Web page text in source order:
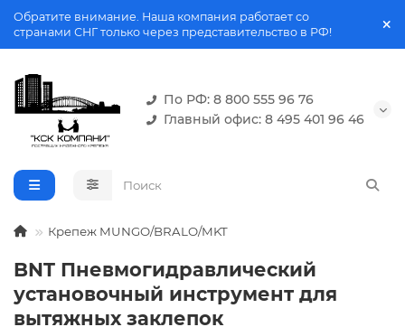
Обратите внимание. Наша компания работает со
странами СНГ только через представительство в РФ!
По РФ: 8 800 555 96 76
Главный офис: 8 495 401 96 46
Крепеж MUNGO/BRALO/MKT
BNT Пневмогидравлический
установочный инструмент для
вытяжных заклепок